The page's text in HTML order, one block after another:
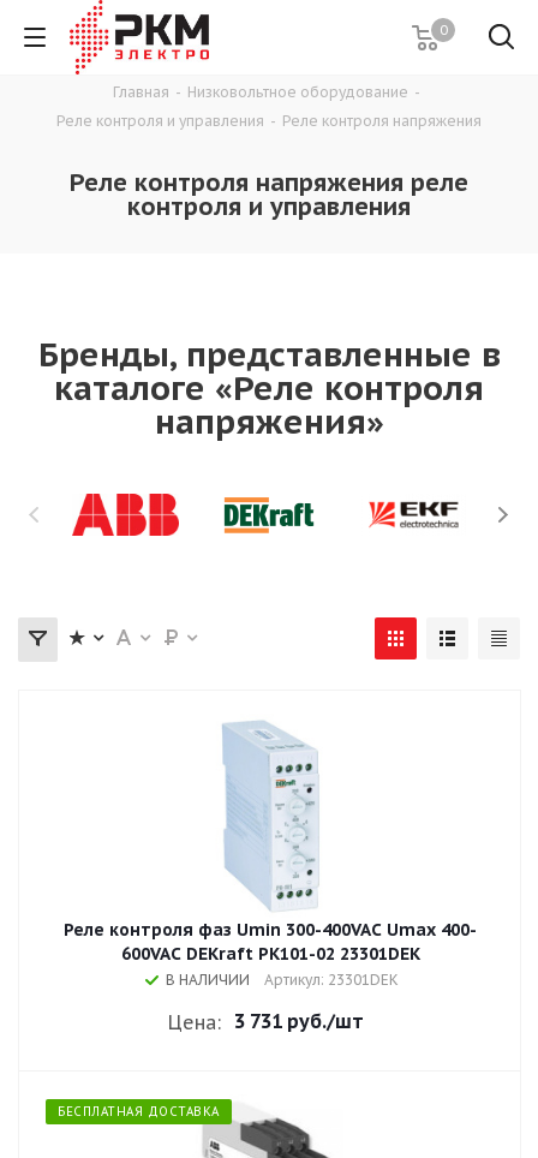
0
Главная - Низковольтное оборудование -
Реле контроля и управления - Реле контроля напряжения
Реле контроля напряжения реле
контроля и управления
Бренды, представленные в
каталоге «Реле контроля
напряжения»
Реле контроля фаз Umin 300-400VAC Umax 400-
600VAC DEKraft РК101-02 23301DEK
В НАЛИЧИИ Артикул: 23301DEK
Цена: 3 731 руб./шт
БЕСПЛАТНАЯ ДОСТАВКА